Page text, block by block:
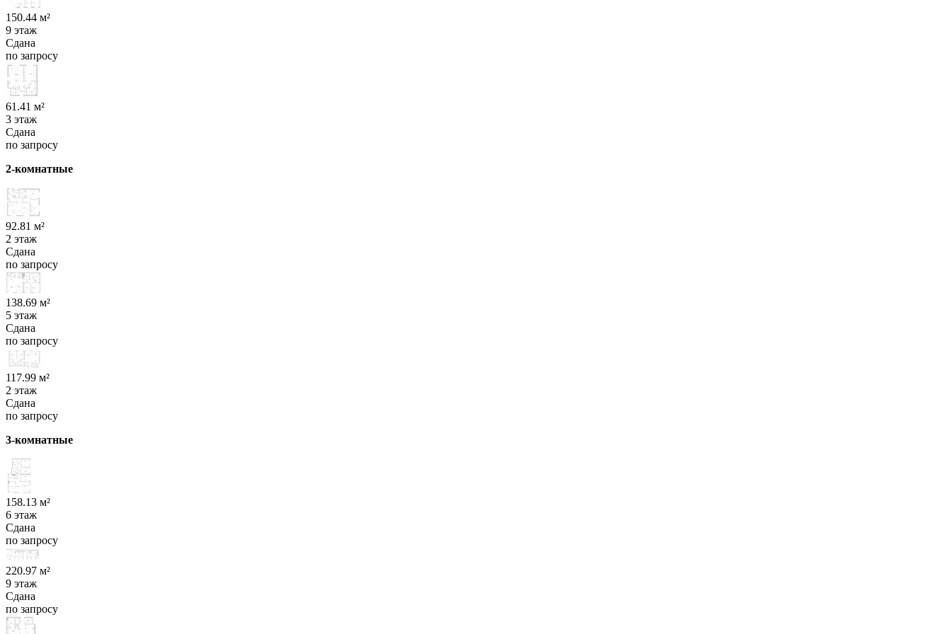
150.44 м²
9 этаж
Сдана
по запросу
61.41 м²
3 этаж
Сдана
по запросу
2-комнатные
92.81 м²
2 этаж
Сдана
по запросу
138.69 м²
5 этаж
Сдана
по запросу
117.99 м²
2 этаж
Сдана
по запросу
3-комнатные
158.13 м²
6 этаж
Сдана
по запросу
220.97 м²
9 этаж
Сдана
по запросу